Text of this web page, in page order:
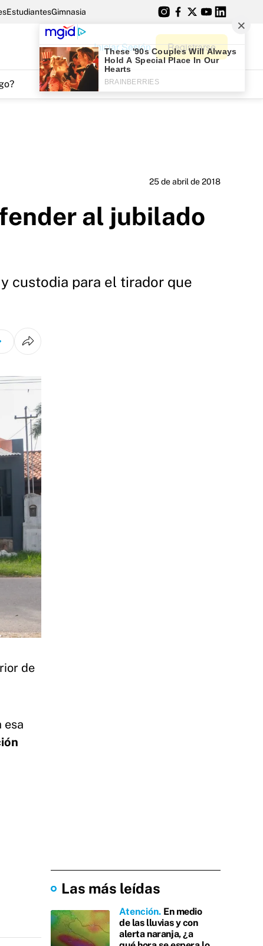
EstudiantesGimnasia
Iniciar Sesión Registrarse
25 de abril de 2018
al jubilado
custodia para el tirador que
de
esa
Las más leídas
Atención En medio
de las lluvias y con
alerta naranja, ¿a